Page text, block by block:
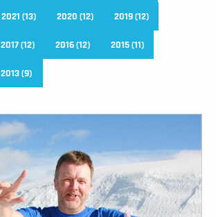
2021 (13) 2020 (12) 2019 (12)
2017 (12) 2016 (12) 2015 (11)
2013 (9)